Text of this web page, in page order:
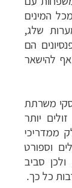
המינים
שלג,
הם
להישאר
משרתת
יותר
ממדריכי
וספורט
סביב
כל כך.